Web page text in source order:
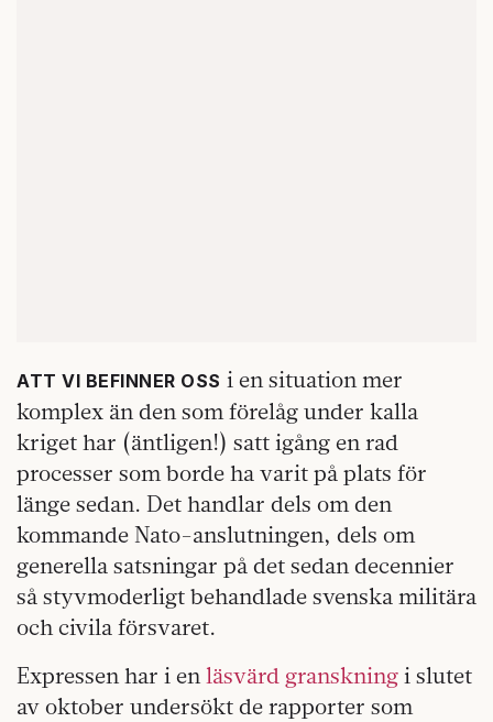
ATT VI BEFINNER OSS i en situation mer
komplex än den som förelåg under kalla
kriget har (äntligen!) satt igång en rad
processer som borde ha varit på plats för
länge sedan. Det handlar dels om den
kommande Nato-anslutningen, dels om
generella satsningar på det sedan decennier
så styvmoderligt behandlade svenska militära
och civila försvaret.
Expressen har i enläsvärd granskning i slutet
av oktober undersökt de rapporter som